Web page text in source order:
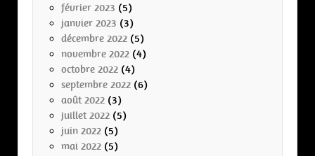
février 2023 (5)
janvier 2023 (3)
décembre 2022 (5)
novembre 2022 (4)
octobre 2022 (4)
septembre 2022 (6)
août 2022 (3)
juillet 2022 (5)
juin 2022 (5)
mai 2022 (5)